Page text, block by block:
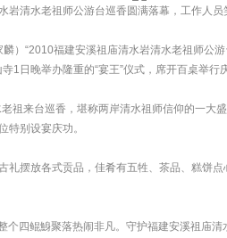
岩清水老祖师公游台巡香圆满落幕，工作人
）“2010福建安溪祖庙清水岩清水老祖师公
1日晚举办隆重的“宴王”仪式，席开百桌举行
祖来台巡香，堪称两岸清水祖师信仰的一大
特别设宴庆功。
礼摆放各式贡品，佳肴有五牲、茶品、糕饼
个四鲲鯓聚落热闹非凡。守护福建安溪祖庙